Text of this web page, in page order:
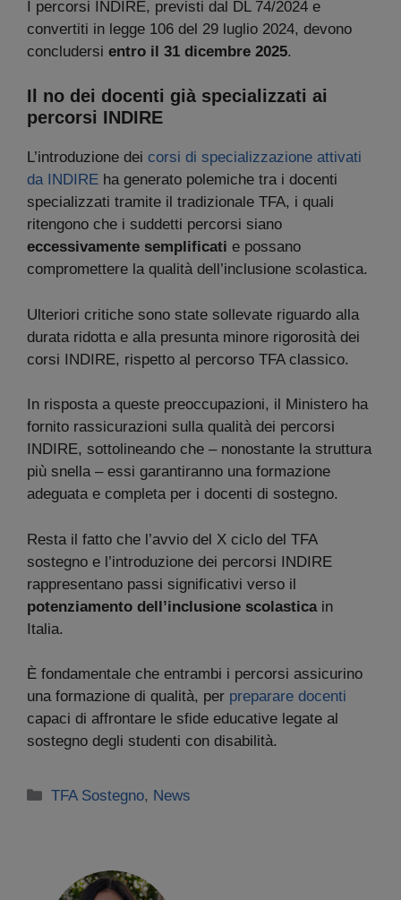
I percorsi INDIRE, previsti dal DL 74/2024 e
convertiti in legge 106 del 29 luglio 2024, devono
concludersi entro il 31 dicembre 2025.
Il no dei docenti già specializzati ai
percorsi INDIRE
L’introduzione dei corsi di specializzazione attivati
da INDIRE ha generato polemiche tra i docenti
specializzati tramite il tradizionale TFA, i quali
ritengono che i suddetti percorsi siano
eccessivamente semplificati e possano
compromettere la qualità dell’inclusione scolastica.
Ulteriori critiche sono state sollevate riguardo alla
durata ridotta e alla presunta minore rigorosità dei
corsi INDIRE, rispetto al percorso TFA classico.
In risposta a queste preoccupazioni, il Ministero ha
fornito rassicurazioni sulla qualità dei percorsi
INDIRE, sottolineando che – nonostante la struttura
più snella – essi garantiranno una formazione
adeguata e completa per i docenti di sostegno.
Resta il fatto che l’avvio del X ciclo del TFA
sostegno e l’introduzione dei percorsi INDIRE
rappresentano passi significativi verso il
potenziamento dell’inclusione scolasticain
Italia.
È fondamentale che entrambi i percorsi assicurino
una formazione di qualità, per preparare docenti
capaci di affrontare le sfide educative legate al
sostegno degli studenti con disabilità.
Categorie
TFA Sostegno, News